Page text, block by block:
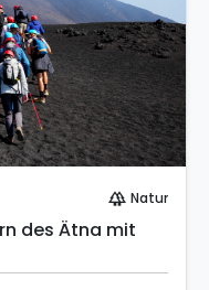
forest Natur
des Ätna mit